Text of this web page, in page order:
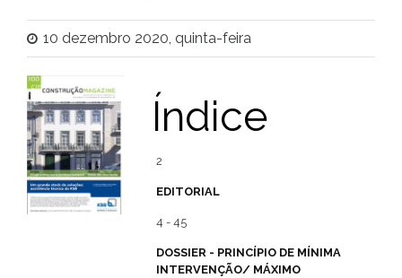
10 dezembro 2020, quinta-feira
Índice
2
EDITORIAL
4 - 45
DOSSIER - PRINCÍPIO DE MÍNIMA
INTERVENÇÃO/ MÁXIMO